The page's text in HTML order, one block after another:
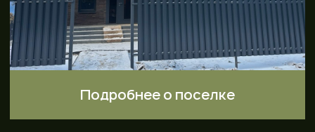
АКЦИИ И СКИДКИ